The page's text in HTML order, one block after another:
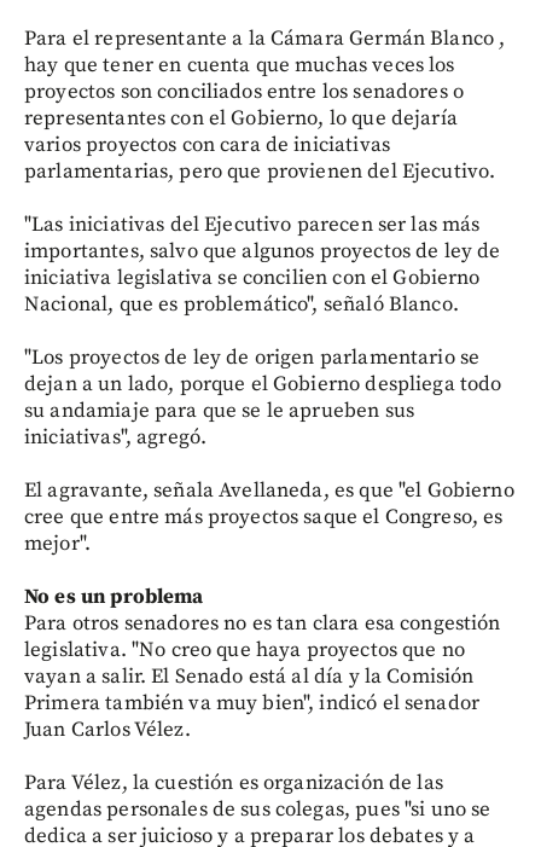
Para el representante a la Cámara Germán Blanco ,
hay que tener en cuenta que muchas veces los
proyectos son conciliados entre los senadores o
representantes con el Gobierno, lo que dejaría
varios proyectos con cara de iniciativas
parlamentarias, pero que provienen del Ejecutivo.
"Las iniciativas del Ejecutivo parecen ser las más
importantes, salvo que algunos proyectos de ley de
iniciativa legislativa se concilien con el Gobierno
Nacional, que es problemático", señaló Blanco.
"Los proyectos de ley de origen parlamentario se
dejan a un lado, porque el Gobierno despliega todo
su andamiaje para que se le aprueben sus
iniciativas", agregó.
El agravante, señala Avellaneda, es que "el Gobierno
cree que entre más proyectos saque el Congreso, es
mejor".
No es un problema
Para otros senadores no es tan clara esa congestión
legislativa. "No creo que haya proyectos que no
vayan a salir. El Senado está al día y la Comisión
Primera también va muy bien", indicó el senador
Juan Carlos Vélez.
Para Vélez, la cuestión es organización de las
agendas personales de sus colegas, pues "si uno se
dedica a ser juicioso y a preparar los debates y a